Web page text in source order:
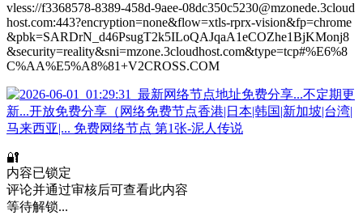
vless://f3368578-8389-458d-9aee-08dc350c5230@mzonede.3cloud
host.com:443?encryption=none&flow=xtls-rprx-vision&fp=chrome
&pbk=SARDrN_d46PsugT2k5ILoQAJqaA1eCOZhe1BjKMonj8
&security=reality&sni=mzone.3cloudhost.com&type=tcp#%E6%8
C%AA%E5%A8%81+V2CROSS.COM
🔐
内容已锁定
评论并通过审核后可查看此内容
等待解锁...